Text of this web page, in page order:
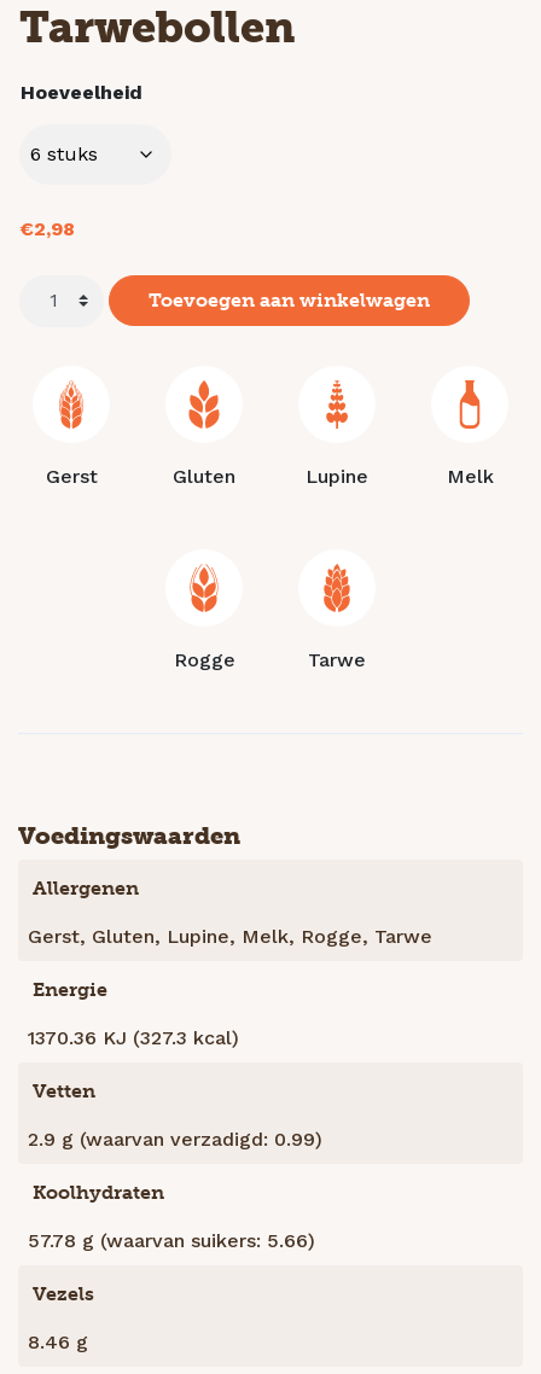
Tarwebollen
Hoeveelheid
€2,98
Toevoegen aan winkelwagen
Gerst Gluten Lupine Melk
Rogge Tarwe
Voedingswaarden
Allergenen
Gerst, Gluten, Lupine, Melk, Rogge, Tarwe
Energie
1370.36 KJ (327.3 kcal)
Vetten
2.9 g (waarvan verzadigd: 0.99)
Koolhydraten
57.78 g (waarvan suikers: 5.66)
Vezels
8.46 g